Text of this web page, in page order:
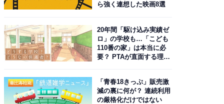
ら強く連想した映画8選
20年間「駆け込み実績ゼ
ロ」の学校も…「こども
110番の家」は本当に必
要？ PTAが直面する理想
「青春18きっぷ」販売激
減の裏に何が？ 連続利用
の厳格化だけではない